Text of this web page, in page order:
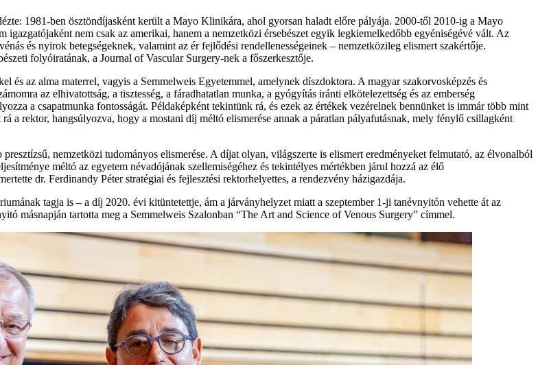
1981-ben ösztöndíjasként került a Mayo Klinikára, ahol gyorsan haladt előre pályája. 2000-től 2010-ig a Mayo
nem csak az amerikai, hanem a nemzetközi érsebészet egyik legkiemelkedőbb egyéniségévé vált. Az
és nyirok betegségeknek, valamint az ér fejlődési rendellenességeinek – nemzetközileg elismert szakértője.
folyóiratának, a Journal of Vascular Surgery-nek a főszerkesztője.
és az alma materrel, vagyis a Semmelweis Egyetemmel, amelynek díszdoktora. A magyar szakorvosképzés és
az elhivatottság, a tisztesség, a fáradhatatlan munka, a gyógyítás iránti elkötelezettség és az emberség
a csapatmunka fontosságát. Példaképként tekintünk rá, és ezek az értékek vezérelnek bennünket is immár több mint
a rektor, hangsúlyozva, hogy a mostani díj méltó elismerése annak a páratlan pályafutásnak, mely fénylő csillagként
nemzetközi tudományos elismerése. A díjat olyan, világszerte is elismert eredményeket felmutató, az élvonalból
méltó az egyetem névadójának szellemiségéhez és tekintélyes mértékben járul hozzá az élő
dr. Ferdinandy Péter stratégiai és fejlesztési rektorhelyettes, a rendezvény házigazdája.
tagja is – a díj 2020. évi kitüntetettje, ám a járványhelyzet miatt a szeptember 1-ji tanévnyitón vehette át az
másnapján tartotta meg a Semmelweis Szalonban “The Art and Science of Venous Surgery” címmel.